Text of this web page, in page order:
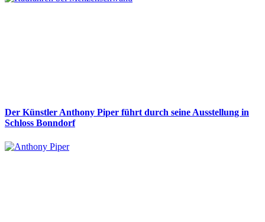
Der Künstler Anthony Piper führt durch seine Ausstellung in
Schloss Bonndorf